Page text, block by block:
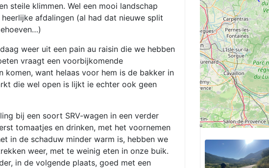
steile klimmen. Wel een mooi landschap
afdalingen (al had dat nieuwe split
weer uit een pain au raisin die we hebben
vraagt een voorbijkomende
komen, want helaas voor hem is de bakker in
die wel open is lijkt ie echter ook geen
bij een soort SRV-wagen in een verder
tomaatjes en drinken, met het voornemen
in de schaduw minder warm is, hebben we
weer, met te weinig eten in onze buik.
in de volgende plaats, goed met een